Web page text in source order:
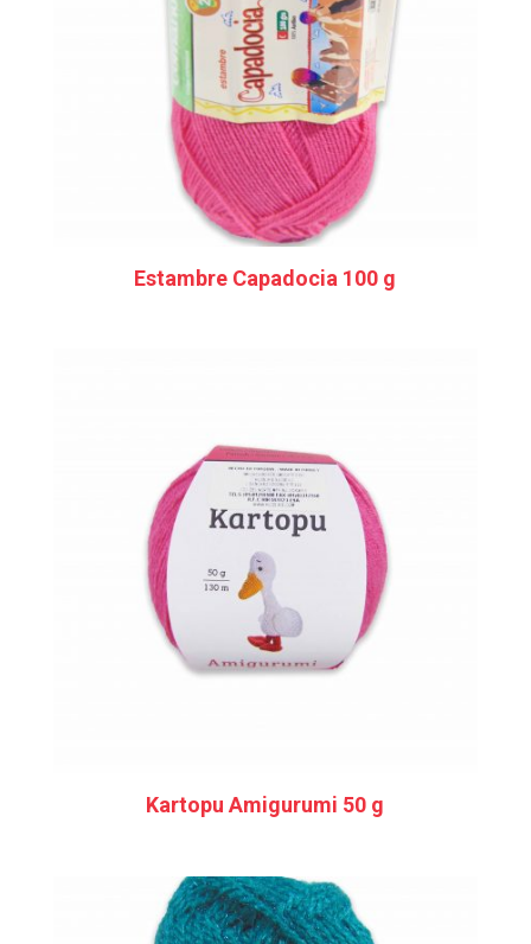
Estambre Capadocia 100 g
Kartopu Amigurumi 50 g